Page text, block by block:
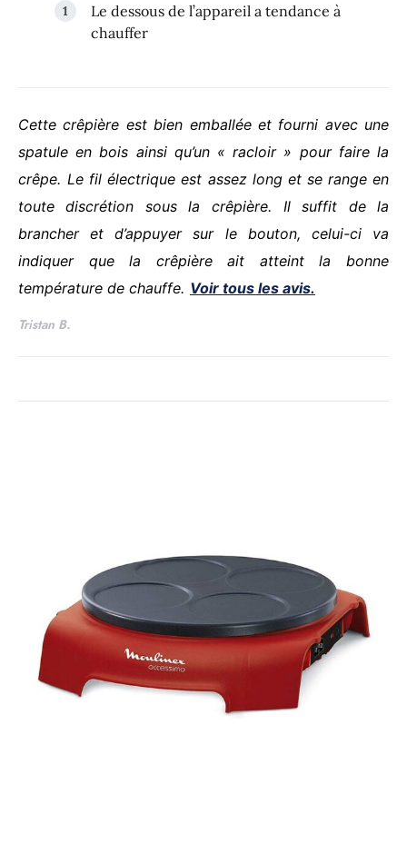
Le dessous de l’appareil a tendance à
chauffer
Cette crêpière est bien emballée et fourni avec une
spatule en bois ainsi qu’un « racloir » pour faire la
crêpe. Le fil électrique est assez long et se range en
toute discrétion sous la crêpière.
Il suffit de la
brancher et d’appuyer sur le bouton, celui-ci va
indiquer que la crêpière ait atteint la bonne
température de chauffe. Voir tous les avis.
Tristan B.